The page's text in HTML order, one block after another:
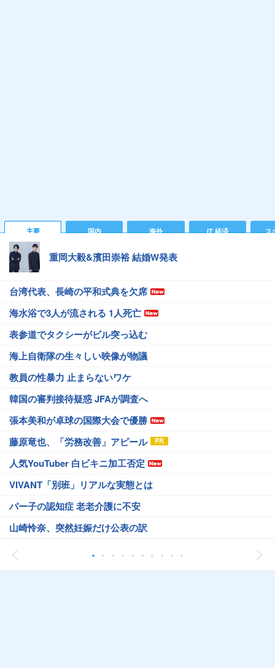
主要 国内 海外 IT 経済 ス
重岡大毅&濱田崇裕 結婚W発表
台湾代表、長崎の平和式典を欠席
海水浴で3人が流される 1人死亡
表参道でタクシーがビル突っ込む
海上自衛隊の生々しい映像が物議
教員の性暴力 止まらないワケ
韓国の審判接待疑惑 JFAが調査へ
張本美和が卓球の国際大会で優勝
藤原竜也、「労務改善」アピール
人気YouTuber 白ビキニ加工否定
VIVANT「別班」リアルな実態とは
パー子の認知症 老老介護に不安
山崎怜奈、突然妊娠だけ公表の訳